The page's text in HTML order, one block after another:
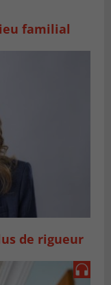
familial
de rigueur